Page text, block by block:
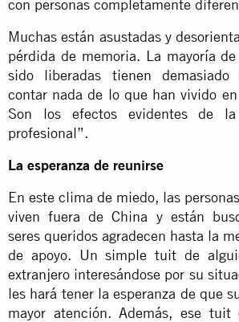
con personas completamente
Muchas están asustadas y
pérdida de memoria. La mayoría
sido liberadas tienen demasiado
contar nada de lo que han vivido
Son los efectos evidentes de la
profesional”.
La esperanza de reunirse
En este clima de miedo, las
viven fuera de China y están
seres queridos agradecen hasta la
de apoyo. Un simple tuit de
extranjero interesándose por su
les hará tener la esperanza de que
mayor atención. Además, ese tuit